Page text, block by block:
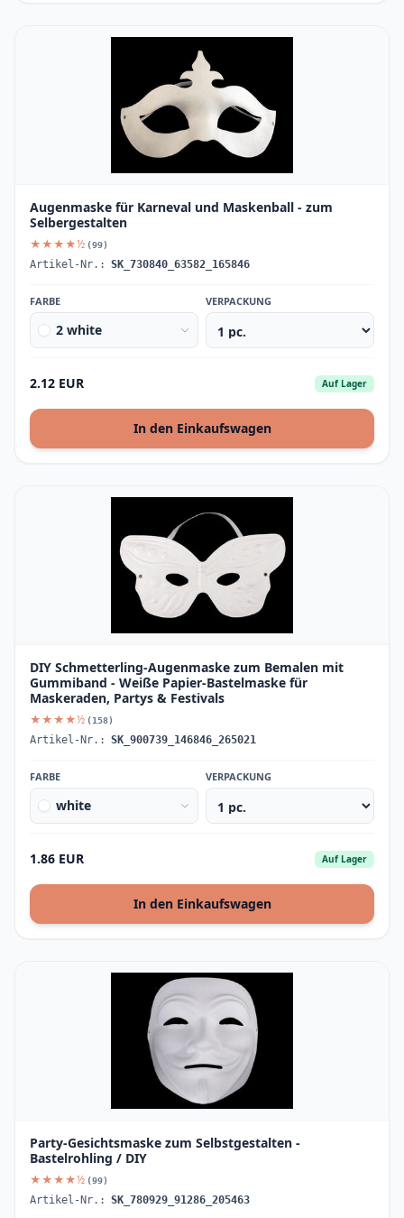
Augenmaske für Karneval und Maskenball - zum
Selbergestalten
★★★★½ (99)
Artikel-Nr.: SK_730840_63582_165846
FARBE
2 white
VERPACKUNG
2.12 EUR Auf Lager
In den Einkaufswagen
DIY Schmetterling-Augenmaske zum Bemalen mit
Gummiband - Weiße Papier-Bastelmaske für
Maskeraden, Partys & Festivals
★★★★½ (158)
Artikel-Nr.: SK_900739_146846_265021
FARBE
white
VERPACKUNG
1.86 EUR Auf Lager
In den Einkaufswagen
Party-Gesichtsmaske zum Selbstgestalten -
Bastelrohling / DIY
★★★★½ (99)
Artikel-Nr.: SK_780929_91286_205463